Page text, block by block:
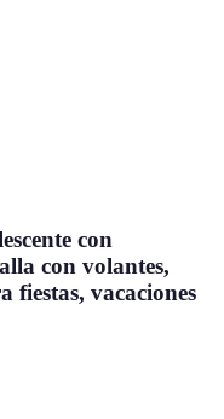
con
con volantes,
fiestas, vacaciones